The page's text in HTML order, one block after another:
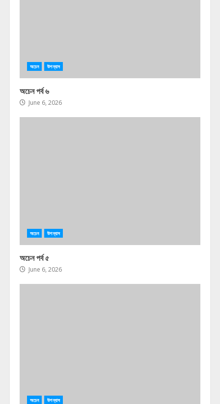
অচেন উপন্যাস
অচেন পর্ব ৬
June 6, 2026
অচেন উপন্যাস
অচেন পর্ব ৫
June 6, 2026
অচেন উপন্যাস